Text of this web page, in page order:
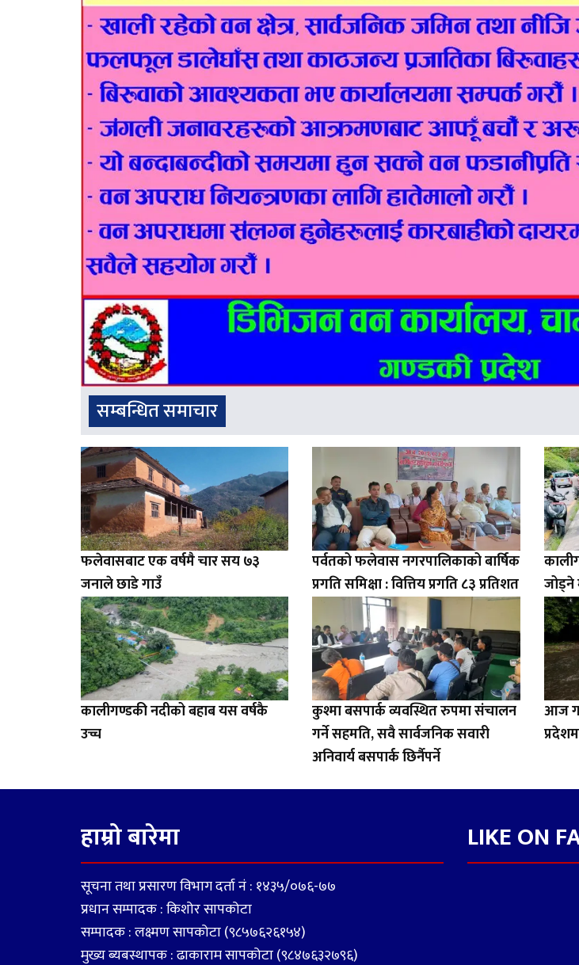
सम्बन्धित समाचार
फलेवासबाट एक वर्षमै चार सय ७३
जनाले छाडे गाउँ
पर्वतको फलेवास नगरपालिकाको बार्षिक
प्रगति समिक्षा : वित्तिय प्रगति ८३ प्रतिशत
जोड्ने
कालीगण्डकी नदीको बहाब यस वर्षकै
उच्च
कुश्मा बसपार्क व्यवस्थित रुपमा संचालन
गर्ने सहमति, सवै सार्वजनिक सवारी
अनिवार्य बसपार्क छिर्नैपर्ने
आज
हाम्रो बारेमा
सूचना तथा प्रसारण विभाग दर्ता नं : १४३५/०७६-७७
प्रधान सम्पादक : किशोर सापकोटा
सम्पादक : लक्ष्मण सापकोटा (९८५७६२६१५४)
मुख्य ब्यबस्थापक : ढाकाराम सापकोटा (९८४७६३२७९६)
LIKE ON